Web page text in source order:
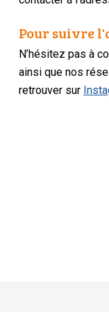
Pour suivre
N’hésitez pas à
ainsi que nos
retrouver sur